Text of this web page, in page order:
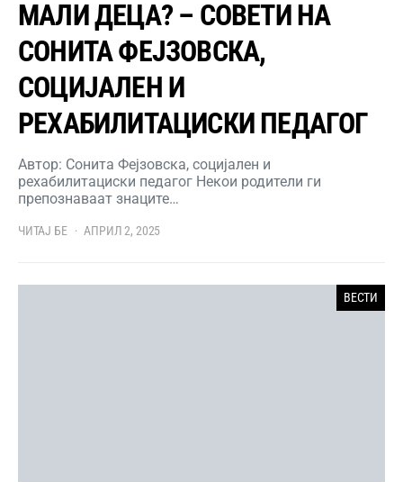
МАЛИ ДЕЦА? – СОВЕТИ НА
СОНИТА ФЕЈЗОВСКА,
СОЦИЈАЛЕН И
РЕХАБИЛИТАЦИСКИ ПЕДАГОГ
Автор: Сонита Фејзовска, социјален и
рехабилитациски педагог Некои родители ги
препознаваат знаците…
ЧИТАЈ БЕ АПРИЛ 2, 2025
ВЕСТИ